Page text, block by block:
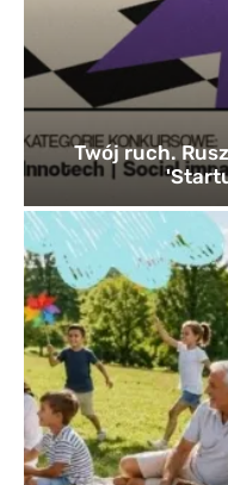
Twój ruch.